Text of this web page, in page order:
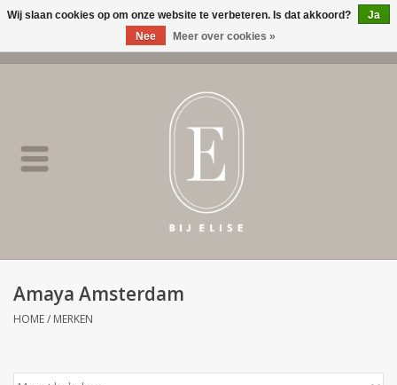
BIJ ELISE
SALE
Merken
Amaya Amsterdam
HOME/ MERKEN
Wij slaan cookies op om onze website te verbeteren. Is dat akkoord?
Ja
Nee
Meer over cookies »